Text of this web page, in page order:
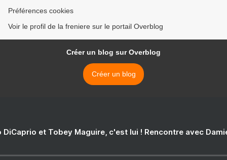
Préférences cookies
Voir le profil de la freniere sur le portail Overblog
Créer un blog sur Overblog
Créer un blog
DiCaprio et Tobey Maguire, c'est lui ! Rencontre avec